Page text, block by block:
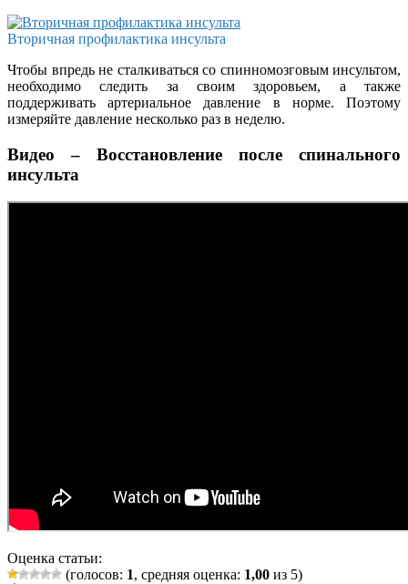
Вторичная профилактика инсульта
Чтобы впредь не сталкиваться со спинномозговым инсультом,
необходимо следить за своим здоровьем, а также
поддерживать артериальное давление в норме. Поэтому
измеряйте давление несколько раз в неделю.
Видео – Восстановление после спинального
инсульта
Оценка статьи:
(голосов: 1, средняя оценка: 1,00 из 5)